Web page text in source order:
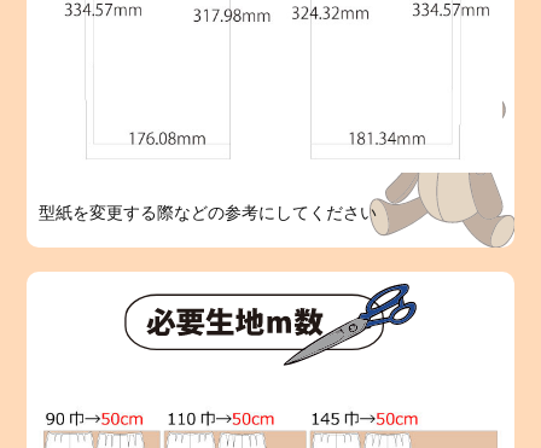
型紙を変更する際などの参考にしてください